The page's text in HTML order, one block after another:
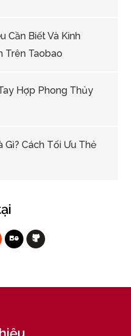
Cần Biết Và Kinh
Trên Taobao
Hợp Phong Thủy
Gì? Cách Tối Ưu Thẻ